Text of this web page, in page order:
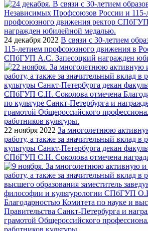
24 декабря 2022 В связи с 30-летием
115-летием профсоюзного движения в
СПбГУП А.С. Запесоцкий награжден
22 ноября 2022 За многолетнюю
работу, а также за значительный вклад в
культуры Санкт-Петербурга декан
СПбГУП С.Н. Соколова отмечена